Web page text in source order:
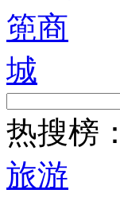
热搜榜：
旅游